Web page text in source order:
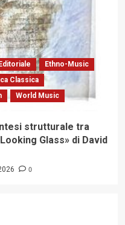
Ethno-Music
Classica
World Music
strutturale tra
Glass» di David
0